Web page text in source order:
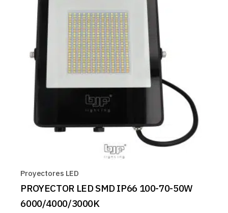
Proyectores LED
PROYECTOR LED SMD IP66 100-70-50W
6000/4000/3000K